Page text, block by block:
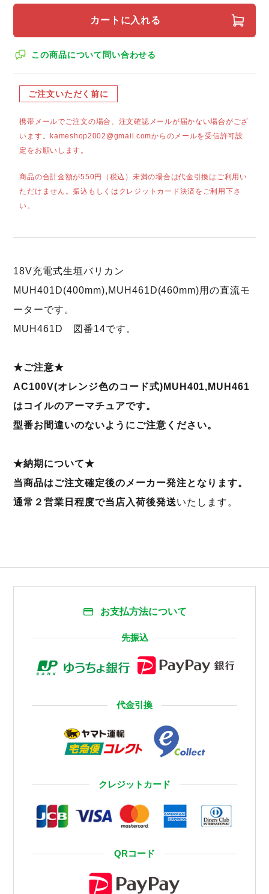
カートに入れる
この商品について問い合わせる
ご注文いただく前に
携帯メールでご注文の場合、注文確認メールが届かない場合がござ
います。kameshop2002@gmail.comからのメールを受信許可設
定をお願いします。
商品の合計金額が550円（税込）未満の場合は代金引換はご利用い
ただけません。振込もしくはクレジットカード決済をご利用下さ
い。
18V充電式生垣バリカン
MUH401D(400mm),MUH461D(460mm)用の直流モ
ーターです。
MUH461D 図番14です。
★ご注意★
AC100V(オレンジ色のコード式)MUH401,MUH461
はコイルのアーマチュアです。
型番お間違いのないようにご注意ください。
★納期について★
当商品はご注文確定後のメーカー発注となります。
通常２営業日程度で当店入荷後発送いたします。
お支払方法について
先振込
代金引換
クレジットカード
QRコード